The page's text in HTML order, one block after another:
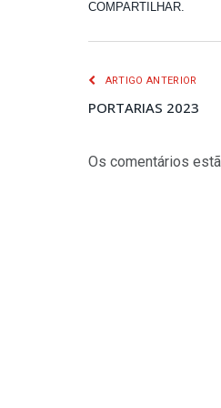
COMPARTILHAR.
ARTIGO ANTERIOR
PORTARIAS 2023
Os comentários